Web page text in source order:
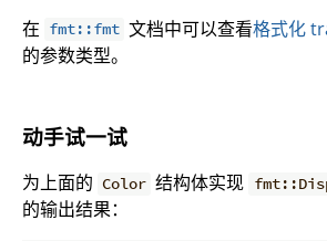
在 fmt::fmt 文档中可以查看格式化
的参数类型。
动手试一试
为上面的 Color 结构体实现
的输出结果：